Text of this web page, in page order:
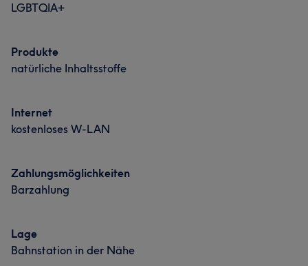
LGBTQIA+
Produkte
natürliche Inhaltsstoffe
Internet
kostenloses W-LAN
Zahlungsmöglichkeiten
Barzahlung
Lage
Bahnstation in der Nähe